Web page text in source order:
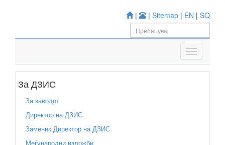
| | Sitemap | EN | SQ
За ДЗИС
За заводот
Директор на ДЗИС
Заменик Директор на ДЗИС
Меѓународни изложби